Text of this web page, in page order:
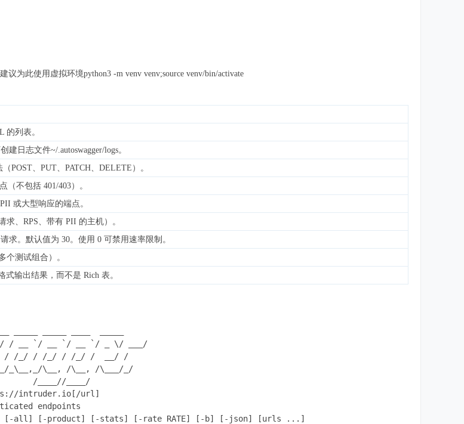
议为此使用虚拟环境python3 -m venv venv;source venv/bin/activate
的列表。
建日志文件~/.autoswagger/logs。
POST、PUT、PATCH、DELETE）。
（不包括 401/403）。
或大型响应的端点。
求、RPS、带有 PII 的主机）。
求。默认值为 30。使用 0 可禁用速率限制。
个测试组合）。
式输出结果，而不是 Rich 表。
_____ ____  _____
/ __ `/ __ `/ __ `/ _ \/ ___/
/_/ / /_/ / /_/ /  __/ /
_\__,_/\__, /\__, /\___/_/
/____//____/
intruder.io[/url]
endpoints
[-all] [-product] [-stats] [-rate RATE] [-b] [-json] [urls ...]